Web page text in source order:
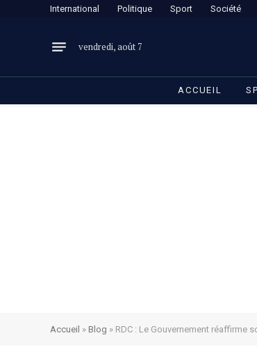
International Politique Sport Société
vendredi, août 7
ACCUEIL
Accueil » Blog » RDC : Le Gouvernement réaffirme